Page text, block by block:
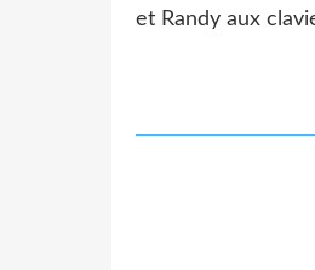
et Randy aux